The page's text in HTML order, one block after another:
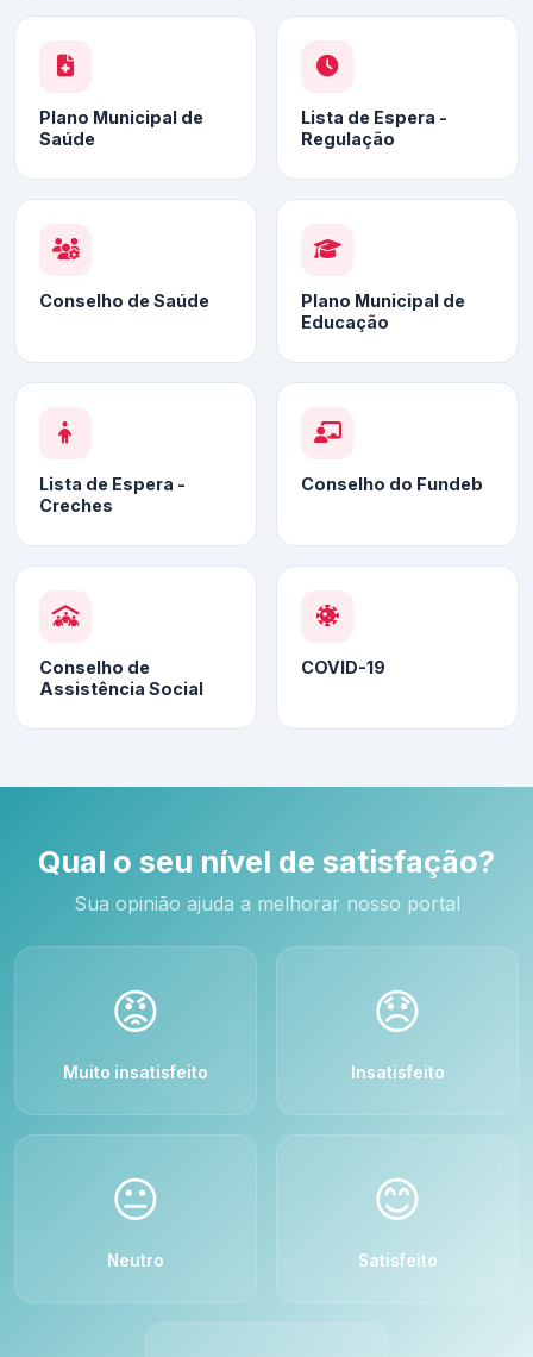
Plano Municipal de
Saúde
Lista de Espera -
Regulação
Conselho de Saúde
Plano Municipal de
Educação
Lista de Espera -
Creches
Conselho do Fundeb
Conselho de
Assistência Social
COVID-19
Qual o seu nível de satisfação?
Sua opinião ajuda a melhorar nosso portal
😡
Muito insatisfeito
😞
Insatisfeito
😐
Neutro
😊
Satisfeito